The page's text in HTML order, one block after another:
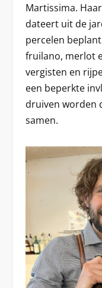
Martissima.
dateert uit de
percelen
fruilano, merlot
vergisten en
een beperkte
druiven worden
samen.